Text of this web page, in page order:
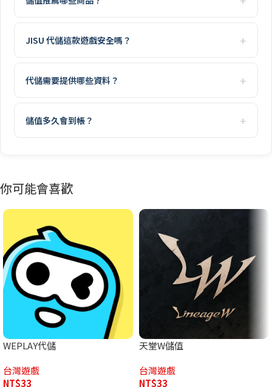
JISU 代儲這款遊戲安全嗎？
代儲需要提供哪些資料？
儲值多久會到帳？
你可能會喜歡
WEPLAY代儲
台灣遊戲
NT$33
天堂W儲值
台灣遊戲
NT$33